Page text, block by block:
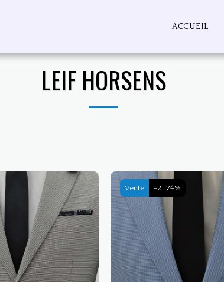
ACCUEIL
LEIF HORSENS
Vente -21.74%